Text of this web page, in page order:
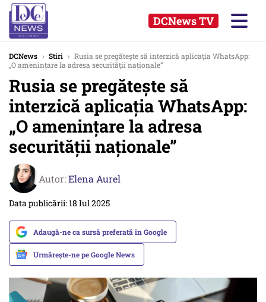
DCNews TV
DCNews › Stiri › Rusia se pregătește să interzică aplicația WhatsApp:
„O amenințare la adresa securității naționale”
Rusia se pregătește să
interzică aplicația WhatsApp:
„O amenințare la adresa
securității naționale”
Autor:Elena Aurel
Data publicării: 18 Iul 2025
Adaugă-ne ca sursă preferată în Google
Urmărește-ne pe Google News